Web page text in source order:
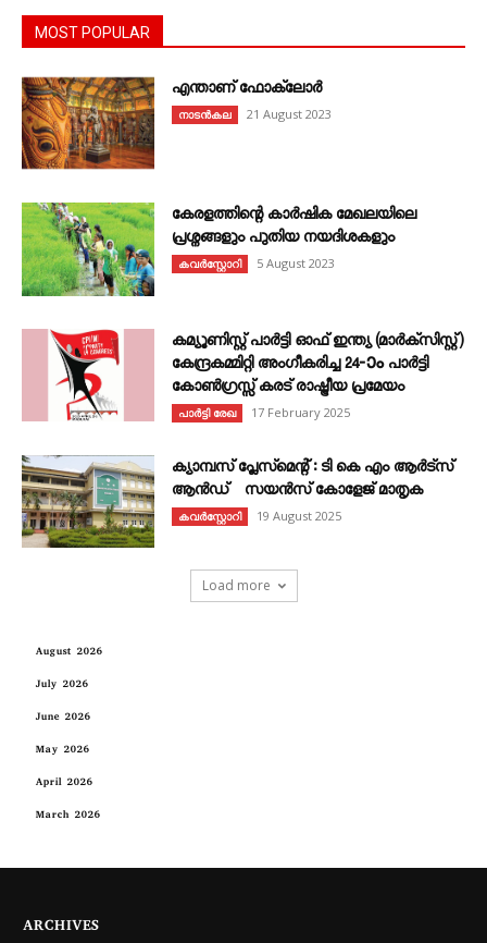
MOST POPULAR
എന്താണ്‌ ഫോക്‌ലോർ
നാടൻകല 21 August 2023
കേരളത്തിന്റെ കാർഷിക മേഖലയിലെ
പ്രശ്നങ്ങളും പുതിയ നയദിശകളും
കവര്‍സ്റ്റോറി 5 August 2023
കമ്യൂണിസ്റ്റ് പാർട്ടി ഓഫ് ഇന്ത്യ (മാർക്സിസ്റ്റ്)
കേന്ദ്രകമ്മിറ്റി അംഗീകരിച്ച 24‐ാം പാർട്ടി
കോൺഗ്രസ്സ് കരട് രാഷ്ട്രീയ പ്രമേയം
പാർട്ടി രേഖ 17 February 2025
ക്യാമ്പസ് പ്ലേസ്മെന്റ് : ടി കെ എം ആർട്സ്
ആൻഡ് സയൻസ് കോളേജ് മാതൃക
കവര്‍സ്റ്റോറി 19 August 2025
Load more
August 2026
July 2026
June 2026
May 2026
April 2026
March 2026
ARCHIVES